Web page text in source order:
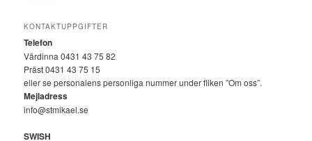
KONTAKTUPPGIFTER
Telefon
Värdinna 0431 43 75 82
Präst 0431 43 75 15
eller se personalens personliga nummer under fliken ”Om oss”.
Mejladress
info@stmikael.se
SWISH